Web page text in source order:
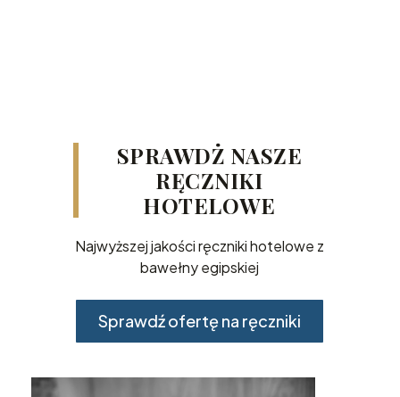
SPRAWDŻ NASZE
RĘCZNIKI
HOTELOWE
Najwyższej jakości ręczniki hotelowe z
bawełny egipskiej
Sprawdź ofertę na ręczniki